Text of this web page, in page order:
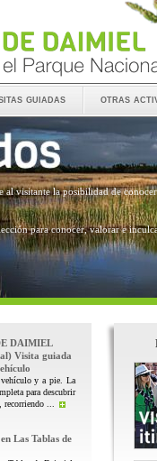
guiadas otras
al visitante la posibilidad de conocer
para conocer, valorar e
DAIMIEL
Visita guiada
y a pie. La
para descubrir
...
Las Tablas de